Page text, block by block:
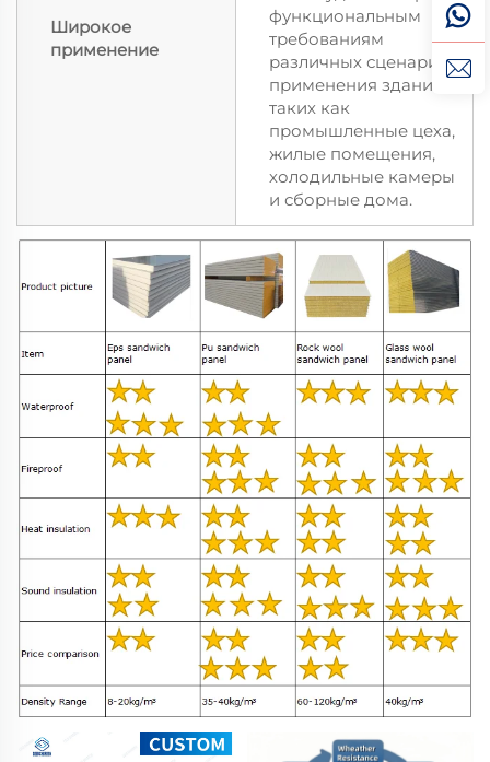
Широкое
применение
функциональным
требованиям
различных сценариев
применения зданий,
таких как
промышленные цеха,
жилые помещения,
холодильные камеры
и сборные дома.